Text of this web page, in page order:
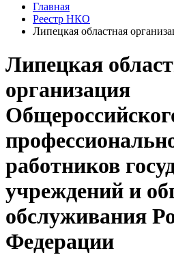
Главная
Реестр НКО
Липецкая областная
Липецкая
организация
работников
учреждений и
обслуживания
Федерации